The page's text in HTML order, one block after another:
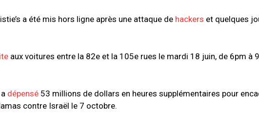
a été mis hors ligne après une attaque de hackers et quelques
aux voitures entre la 82e et la 105e rues le mardi 18 juin, de 6pm à
dépensé 53 millions de dollars en heures supplémentaires pour
contre Israël le 7 octobre.